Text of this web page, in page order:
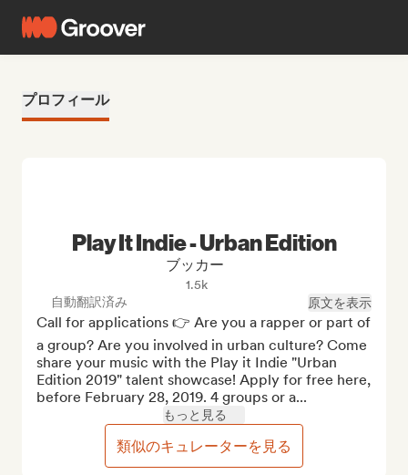
プロフィール
Play It Indie - Urban Edition
ブッカー
1.5k
自動翻訳済み
原文を表示
Call for applications 👉 Are you a rapper or part of
a group? Are you involved in urban culture? Come
share your music with the Play it Indie "Urban
Edition 2019" talent showcase! Apply for free here,
before February 28, 2019. 4 groups or a...
もっと見る
類似のキュレーターを見る